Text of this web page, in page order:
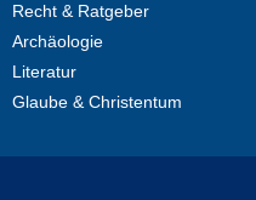
Recht & Ratgeber
Archäologie
Literatur
Glaube & Christentum